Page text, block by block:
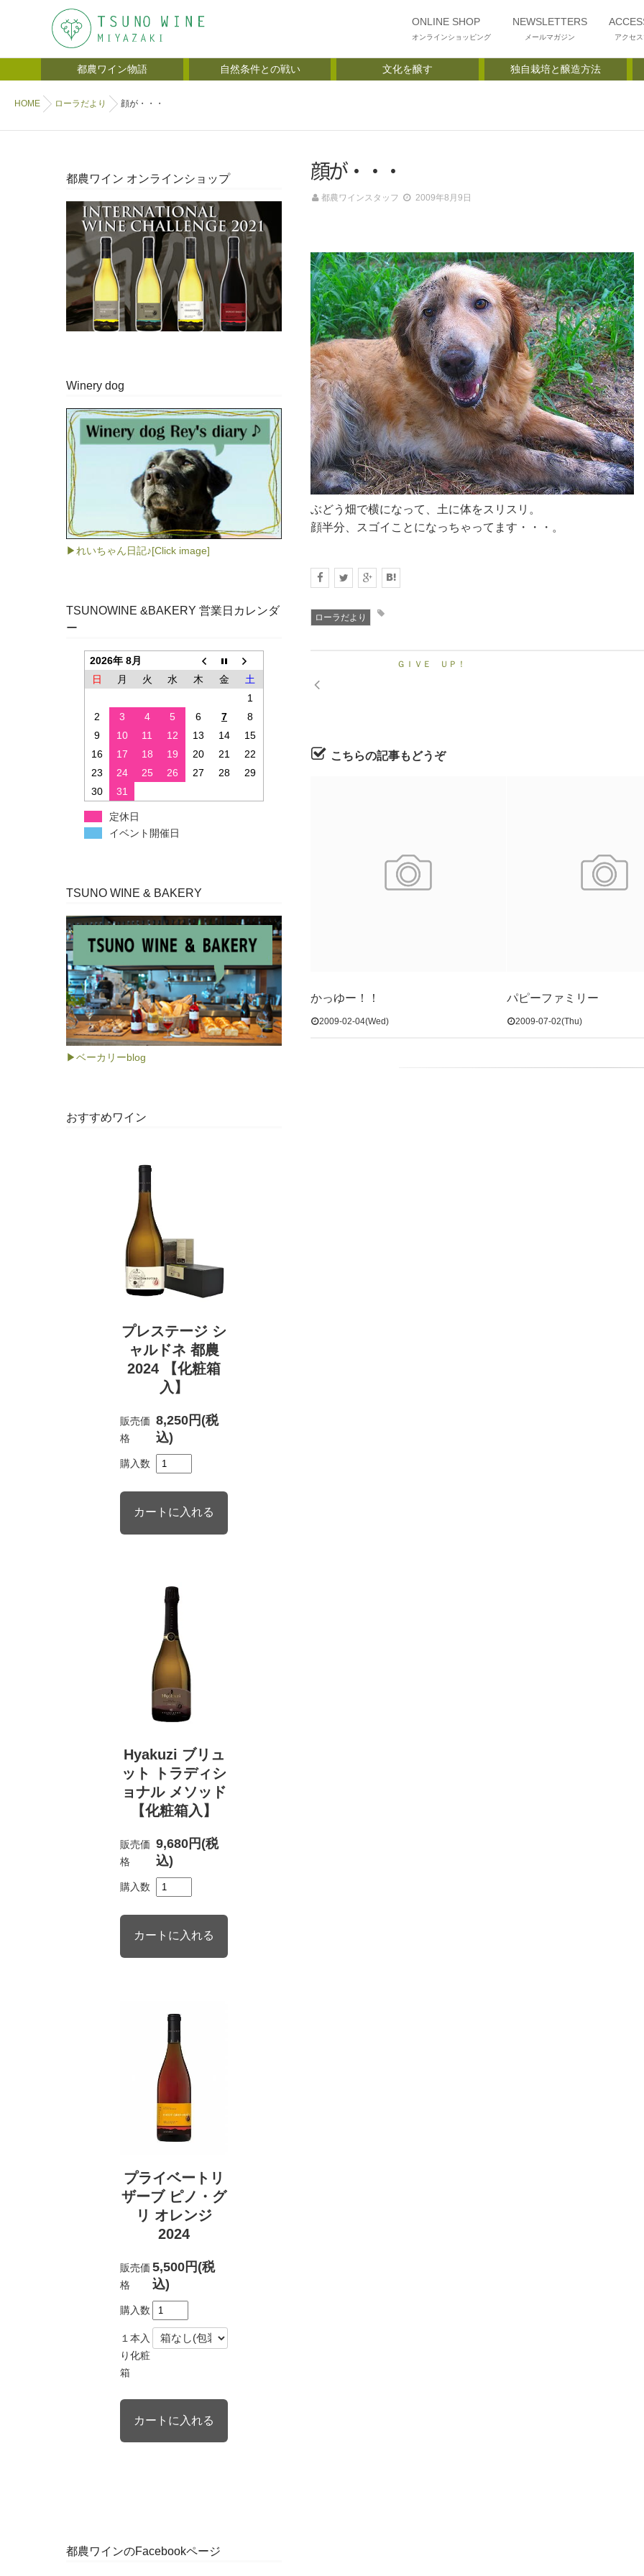
ONLINE SHOP
オンラインショッピング
NEWSLETTERS
メールマガジン アクセ
都農ワイン物語 自然条件との戦い 文化を醸す 独自栽培と醸造方法
HOME ローラだより 顔が・・・
顔が・・・
都農ワインスタッフ 2009年8月9日
ぶどう畑で横になって、土に体をスリスリ。
顔半分、スゴイことになっちゃってます・・・。
ローラだより
ＧＩＶＥ ＵＰ！
こちらの記事もどうぞ
かっゆー！！
2009-02-04(Wed)
パピーファミリー
2009-07-02(Thu)
都農ワイン オンラインショップ
Winery dog
▶れいちゃん日記♪[Click image]
TSUNOWINE &BAKERY 営業日カレンダ
ー
2026年 8月
日
月 火 水 木 金
土
1
2
3 4 5 6 7
8
9
10 11 12 13 14
15
16
17 18 19 20 21
22
23
24 25 26 27 28
29
30
31
定休日
イベント開催日
TSUNO WINE & BAKERY
▶ベーカリーblog
おすすめワイン
プレステージ シ
ャルドネ 都農
2024 【化粧箱
入】
販売価
格
8,250円(税
込)
購入数
Hyakuzi ブリュ
ット トラディシ
ョナル メソッド
【化粧箱入】
販売価
格
9,680円(税
込)
購入数
プライベートリ
ザーブ ピノ・グ
リ オレンジ
2024
販売価
格
5,500円(税
込)
購入数
１本入
り化粧
箱
都農ワインのFacebookページ